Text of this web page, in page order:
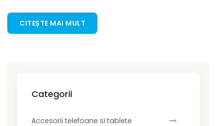
CITEȘTE MAI MULT
Categorii
Accesorii telefoane si tablete